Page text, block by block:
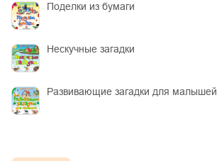
Поделки из бумаги
Нескучные загадки
Развивающие загадки для малышей